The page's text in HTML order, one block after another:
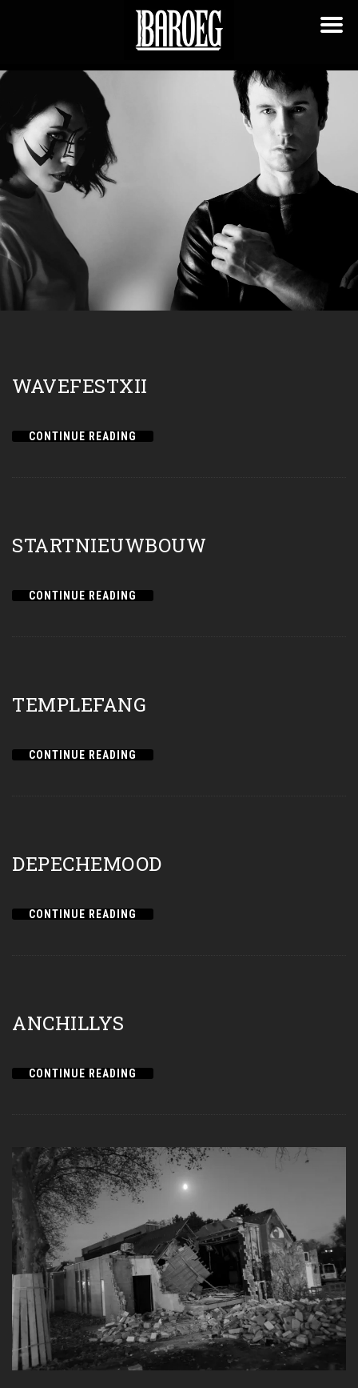
WAVEFESTXII
CONTINUE READING
STARTNIEUWBOUW
CONTINUE READING
TEMPLEFANG
CONTINUE READING
DEPECHEMOOD
CONTINUE READING
ANCHILLYS
CONTINUE READING